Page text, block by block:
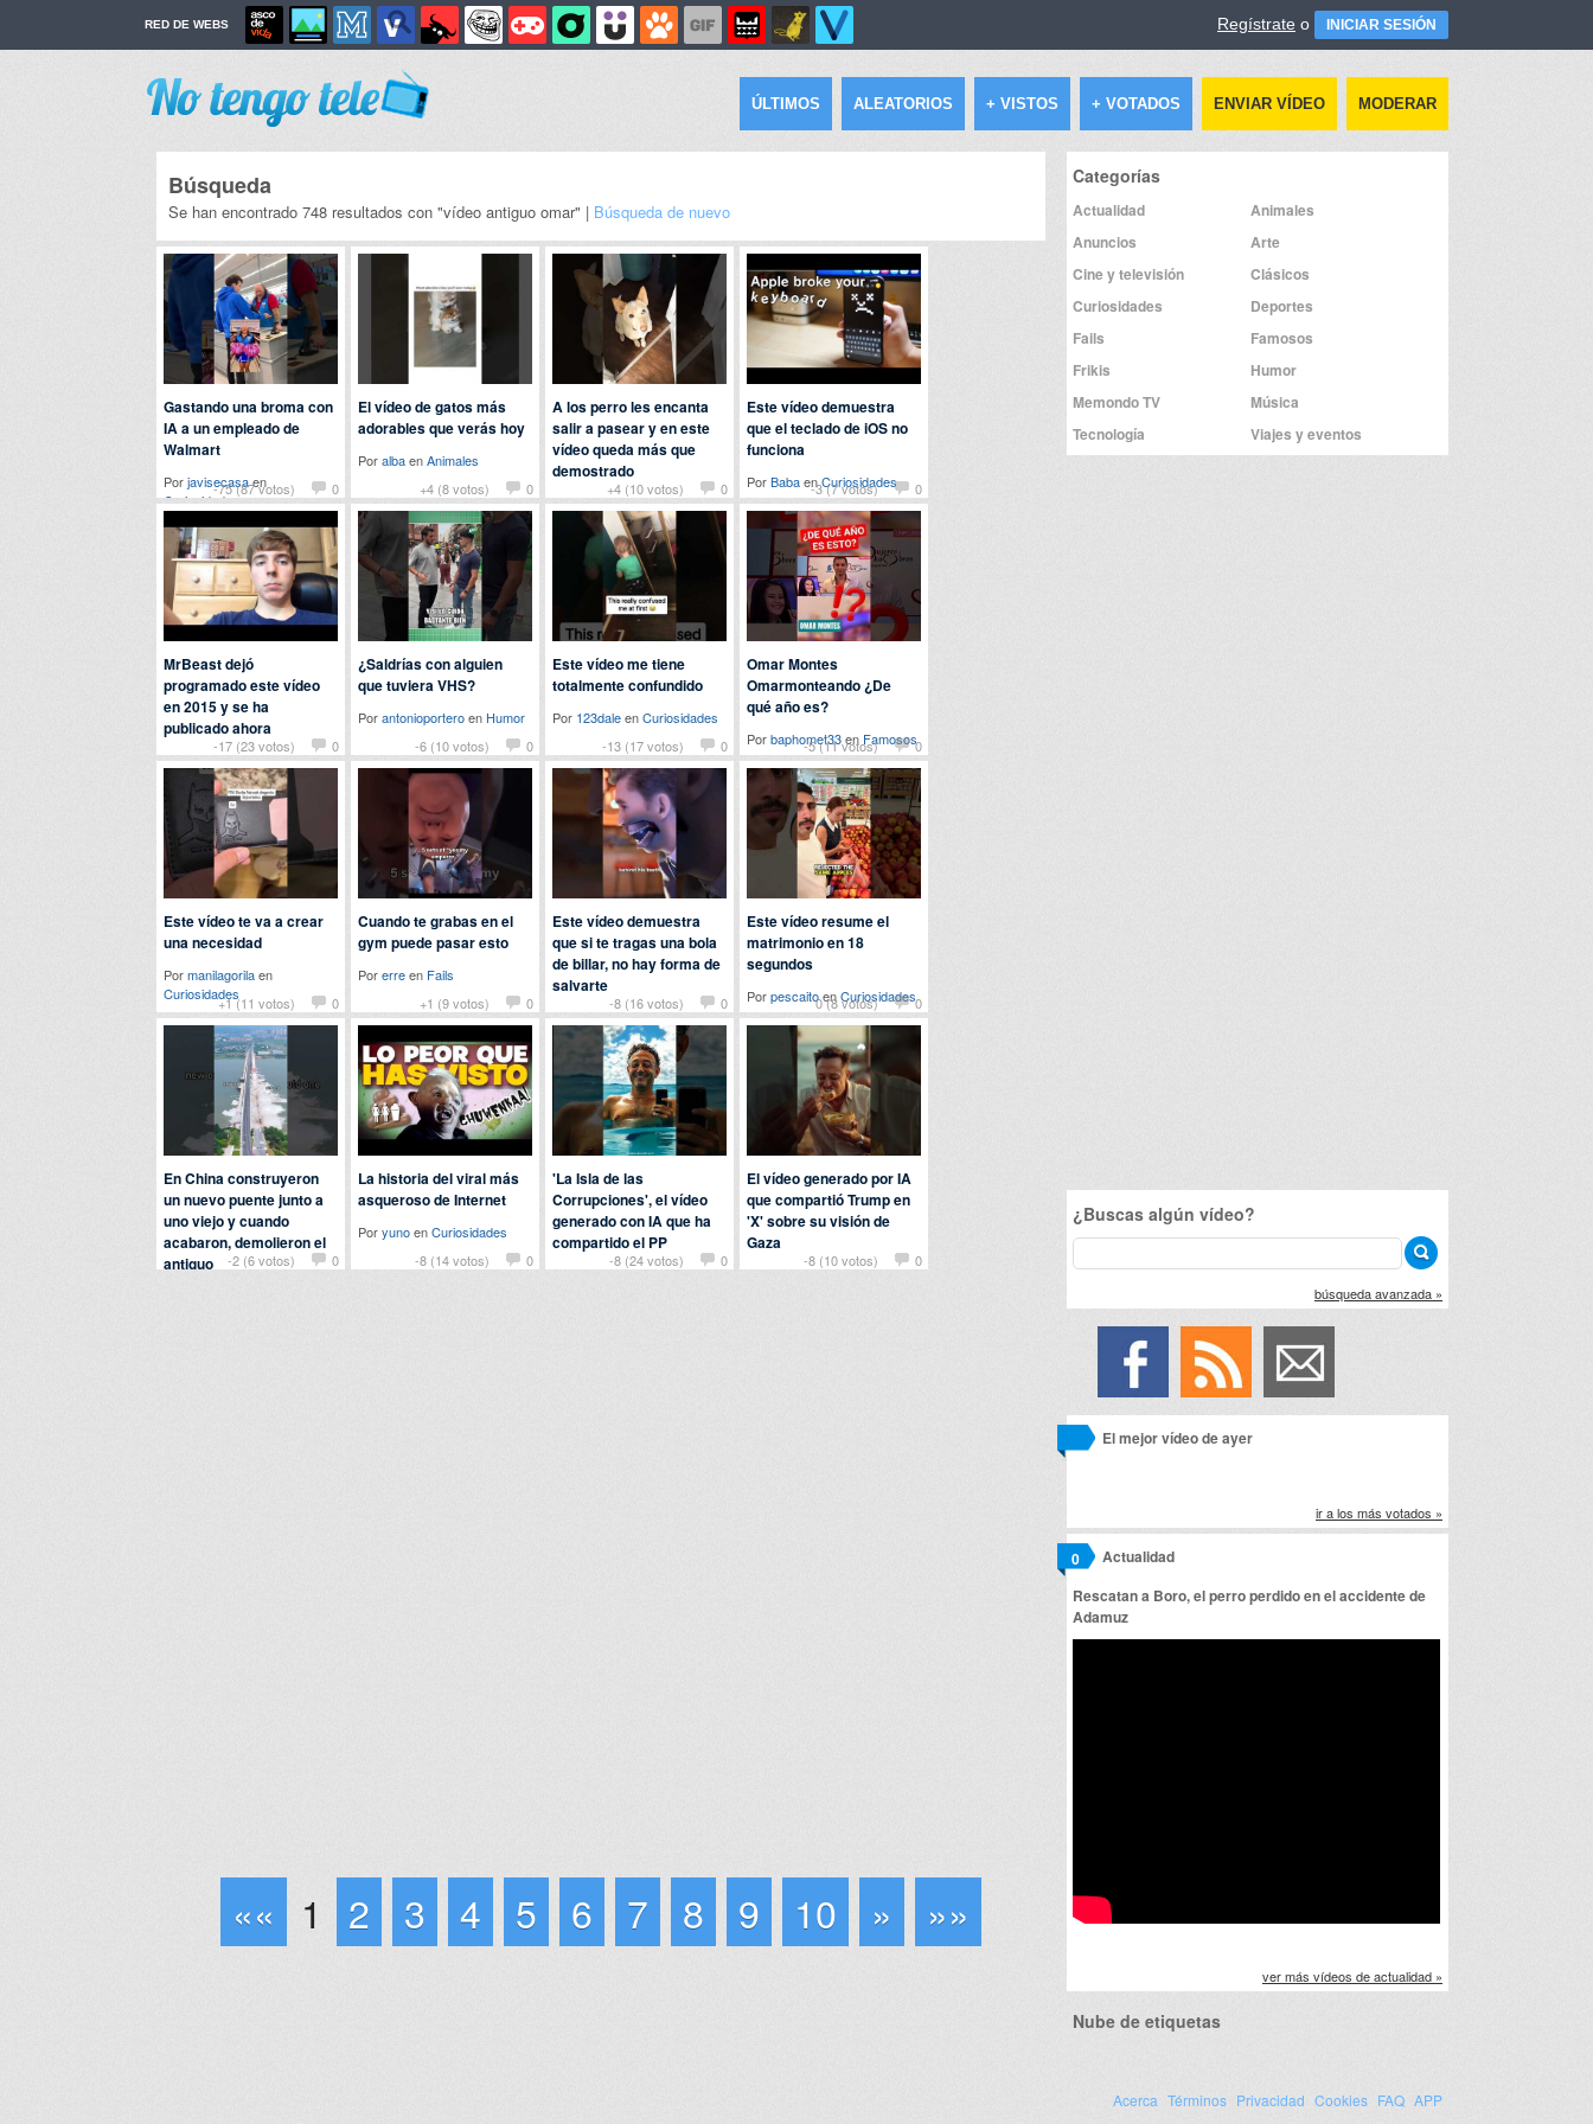
RED DE WEBS Regístrate o INICIAR SESIÓN
ÚLTIMOS ALEATORIOS + VISTOS + VOTADOS ENVIAR VÍDEO MODERAR
Búsqueda
Se han encontrado 748 resultados con "vídeo antiguo omar" | Búsqueda de nuevo
-75 (87 votos) 0
Gastando una broma con
IA a un empleado de
Walmart
Porjavisecasaen
Curiosidades
+4 (8 votos) 0
El vídeo de gatos más
adorables que verás hoy
PoralbaenAnimales
+4 (10 votos)
0
A los perro les encanta
salir a pasear y en este
vídeo queda más que
demostrado
PorladeflixenAnimales
-3 (7 votos) 0
Este vídeo demuestra
que el teclado de iOS no
funciona
PorBabaenCuriosidades
-17 (23 votos) 0
MrBeast dejó
programado este vídeo
en 2015 y se ha
publicado ahora
Pornomedigasen
Curiosidades
-6 (10 votos) 0
¿Saldrías con alguien
que tuviera VHS?
Porantonioporteroen Humor
-13 (17 votos)
0
Este vídeo me tiene
totalmente confundido
Por 123daleenCuriosidades
-5 (11 votos)
0
Omar Montes
Omarmonteando ¿De
qué año es?
Porbaphomet33en Famosos
+1 (11 votos) 0
Este vídeo te va a crear
una necesidad
Pormanilagorilaen
Curiosidades
+1 (9 votos) 0
Cuando te grabas en el
gym puede pasar esto
Porerreen Fails
-8 (16 votos)
0
Este vídeo demuestra
que si te tragas una bola
de billar, no hay forma de
salvarte
PorlocomonenCuriosidades
0 (8 votos) 0
Este vídeo resume el
matrimonio en 18
segundos
PorpescaitoenCuriosidades
-2 (6 votos) 0
En China construyeron
un nuevo puente junto a
uno viejo y cuando
acabaron, demolieron el
antiguo
-8 (14 votos) 0
La historia del viral más
asqueroso de Internet
PoryunoenCuriosidades
-8 (24 votos)
0
'La Isla de las
Corrupciones', el vídeo
generado con IA que ha
compartido el PP
PortrollenActualidad
-8 (10 votos) 0
El vídeo generado por IA
que compartió Trump en
'X' sobre su visión de
Gaza
PorBabaenActualidad
«« 1 2 3 4 5 6 7 8 9 10 » »»
Categorías
Actualidad
Animales
Anuncios
Arte
Cine y televisión
Clásicos
Curiosidades
Deportes
Fails
Famosos
Frikis
Humor
Memondo TV
Música
Tecnología
Viajes y eventos
¿Buscas algún vídeo?
búsqueda avanzada »
El mejor vídeo de ayer
ir a los más votados »
Actualidad
0
Rescatan a Boro, el perro perdido en el accidente de
Adamuz
ver más vídeos de actualidad »
Nube de etiquetas
Acerca Términos Privacidad Cookies FAQ APP